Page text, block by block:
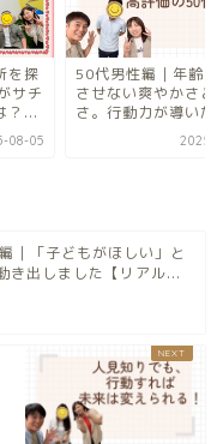
感じ
誠実
順...
12-05
20代男性編｜マッチ
アプリで恋愛はでき
でも結婚観を話せな
2026-
｜「子どもがほしい」と
き出しました【リアル...